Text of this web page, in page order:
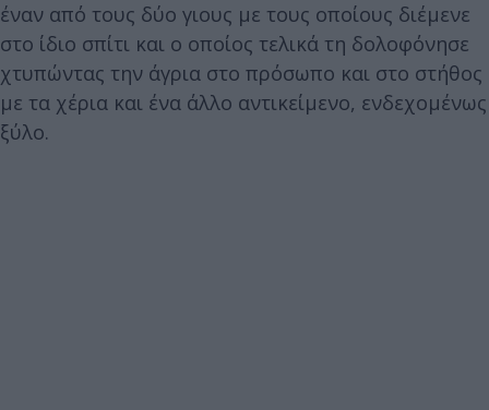
έναν από τους δύο γιους με τους οποίους διέμενε
στο ίδιο σπίτι και ο οποίος τελικά τη δολοφόνησε
χτυπώντας την άγρια στο πρόσωπο και στο στήθος
με τα χέρια και ένα άλλο αντικείμενο, ενδεχομένως
ξύλο.